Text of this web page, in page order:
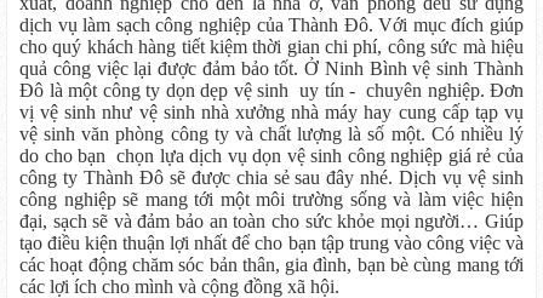
dịch vụ làm sạch công nghiệp của Thành Đô. Với mục đích giúp
cho quý khách hàng tiết kiệm thời gian chi phí, công sức mà hiệu
quả công việc lại được đảm bảo tốt. Ở Ninh Bình vệ sinh Thành
Đô là một công ty dọn dẹp vệ sinh uy tín - chuyên nghiệp. Đơn
vị vệ sinh như vệ sinh nhà xưởng nhà máy hay cung cấp tạp vụ
vệ sinh văn phòng công ty và chất lượng là số một. Có nhiều lý
do cho bạn chọn lựa dịch vụ dọn vệ sinh công nghiệp giá rẻ của
công ty Thành Đô sẽ được chia sẻ sau đây nhé. Dịch vụ vệ sinh
công nghiệp sẽ mang tới một môi trường sống và làm việc hiện
đại, sạch sẽ và đảm bảo an toàn cho sức khỏe mọi người… Giúp
tạo điều kiện thuận lợi nhất để cho bạn tập trung vào công việc và
các hoạt động chăm sóc bản thân, gia đình, bạn bè cùng mang tới
các lợi ích cho mình và cộng đồng xã hội.